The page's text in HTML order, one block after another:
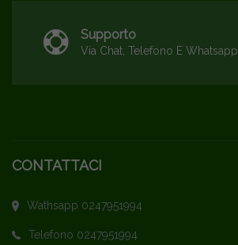
Supporto
Via Chat, Telefono E Whatsapp
CONTATTACI
Wathsapp 0247951994
Telefono 0247951994